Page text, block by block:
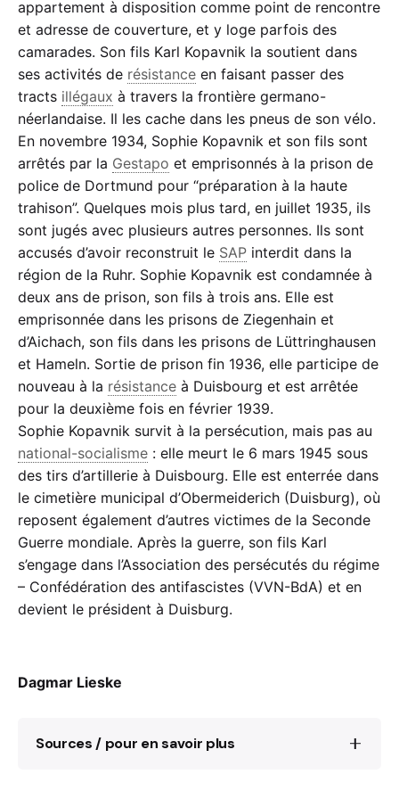
appartement à disposition comme point de rencontre
et adresse de couverture, et y loge parfois des
camarades. Son fils Karl Kopavnik la soutient dans
ses activités de résistance en faisant passer des
tracts illégaux à travers la frontière germano-
néerlandaise. Il les cache dans les pneus de son vélo.
En novembre 1934, Sophie Kopavnik et son fils sont
arrêtés par la Gestapo et emprisonnés à la prison de
police de Dortmund pour “préparation à la haute
trahison”. Quelques mois plus tard, en juillet 1935, ils
sont jugés avec plusieurs autres personnes. Ils sont
accusés d’avoir reconstruit le SAP interdit dans la
région de la Ruhr. Sophie Kopavnik est condamnée à
deux ans de prison, son fils à trois ans. Elle est
emprisonnée dans les prisons de Ziegenhain et
d’Aichach, son fils dans les prisons de Lüttringhausen
et Hameln. Sortie de prison fin 1936, elle participe de
nouveau à la résistance à Duisbourg et est arrêtée
pour la deuxième fois en février 1939.
Sophie Kopavnik survit à la persécution, mais pas au
national-socialisme : elle meurt le 6 mars 1945 sous
des tirs d’artillerie à Duisbourg. Elle est enterrée dans
le cimetière municipal d’Obermeiderich (Duisburg), où
reposent également d’autres victimes de la Seconde
Guerre mondiale. Après la guerre, son fils Karl
s’engage dans l’Association des persécutés du régime
– Confédération des antifascistes (VVN-BdA) et en
devient le président à Duisburg.
Dagmar Lieske
Sources / pour en savoir plus